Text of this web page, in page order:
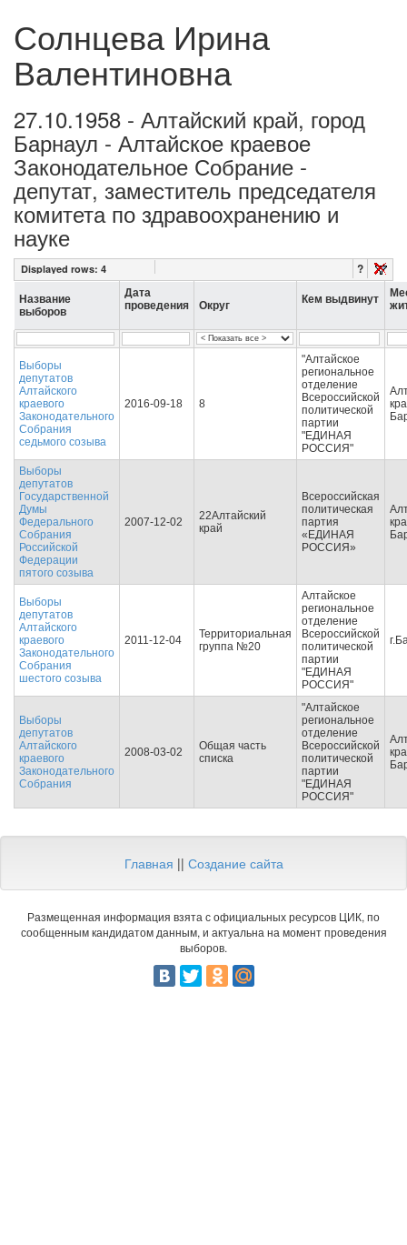
Солнцева Ирина
Валентиновна
27.10.1958 - Алтайский край, город
Барнаул - Алтайское краевое
Законодательное Собрание -
депутат, заместитель председателя
комитета по здравоохранению и
науке
Displayed rows: 4 ?
Название
выборов
Дата
проведения
Округ Кем выдвинут
Выборы
депутатов
Алтайского
краевого
Законодательного
Собрания
седьмого созыва
2016-09-18 8
"Алтайское
региональное
отделение
Всероссийской
политической
партии
"ЕДИНАЯ
РОССИЯ"
Выборы
депутатов
Государственной
Думы
Федерального
Собрания
Российской
Федерации
пятого созыва
2007-12-02
22Алтайский
край
Всероссийская
политическая
партия
«ЕДИНАЯ
РОССИЯ»
Выборы
депутатов
Алтайского
краевого
Законодательного
Собрания
шестого созыва
2011-12-04
Территориальная
группа №20
Алтайское
региональное
отделение
Всероссийской
политической
партии
"ЕДИНАЯ
РОССИЯ"
Выборы
депутатов
Алтайского
краевого
Законодательного
Собрания
2008-03-02
Общая часть
списка
"Алтайское
региональное
отделение
Всероссийской
политической
партии
"ЕДИНАЯ
РОССИЯ"
Главная || Создание сайта
Размещенная информация взята с официальных ресурсов ЦИК, по
сообщенным кандидатом данным, и актуальна на момент проведения
выборов.